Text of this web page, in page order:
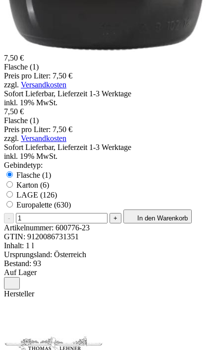
7,50 €
Flasche (1)
Preis pro Liter: 7,50 €
zzgl. Versandkosten
Sofort Lieferbar, Lieferzeit 1-3 Werktage
inkl. 19% MwSt.
7,50 €
Flasche (1)
Preis pro Liter: 7,50 €
zzgl. Versandkosten
Sofort Lieferbar, Lieferzeit 1-3 Werktage
inkl. 19% MwSt.
Gebindetyp:
Flasche (1)
Karton (6)
LAGE (126)
Europalette (630)
- + In den Warenkorb
Artikelnummer: 600776-23
GTIN: 9120086731351
Inhalt: 1 l
Ursprungsland: Österreich
Bestand: 93
Auf Lager
Hersteller